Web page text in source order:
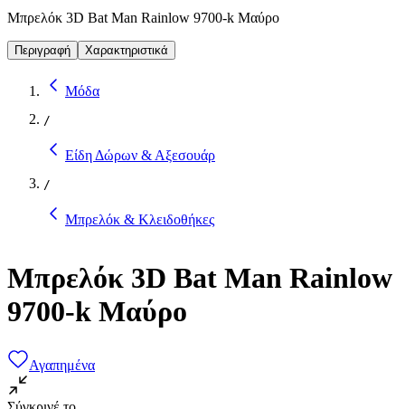
Μπρελόκ 3D Bat Man Rainlow 9700-k Μαύρο
Περιγραφή Χαρακτηριστικά
Μόδα
/
Είδη Δώρων & Αξεσουάρ
/
Μπρελόκ & Κλειδοθήκες
Μπρελόκ 3D Bat Man Rainlow
9700-k Μαύρο
Αγαπημένα